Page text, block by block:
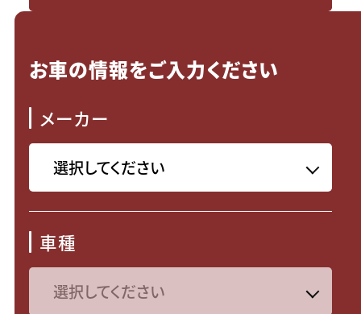
お車の情報をご入力ください
メーカー
車種